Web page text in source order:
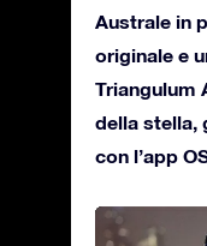
Australe in
originale e
Triangulum
della stella,
con l’app